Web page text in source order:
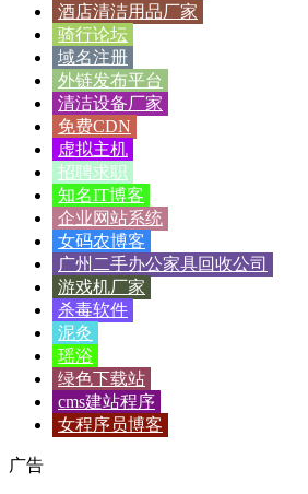
酒店清洁用品厂家
骑行论坛
域名注册
外链发布平台
清洁设备厂家
免费CDN
虚拟主机
招聘求职
知名IT博客
企业网站系统
女码农博客
广州二手办公家具回收公司
游戏机厂家
杀毒软件
泥灸
瑶浴
绿色下载站
cms建站程序
女程序员博客
广告